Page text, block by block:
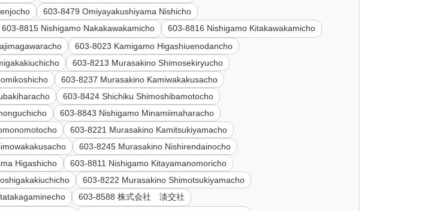
603-8479 Omiyayakushiyama Nishicho
603-8815 Nishigamo Nakakawakamicho
603-8816 Nishigamo Kitakawakamicho
603-8023 Kamigamo Higashiuenodancho
603-8213 Murasakino Shimosekiryucho
603-8237 Murasakino Kamiwakakusacho
603-8424 Shichiku Shimoshibamotocho
603-8843 Nishigamo Minamiimaharacho
603-8221 Murasakino Kamitsukiyamacho
603-8245 Murasakino Nishirendainocho
Higashicho
603-8811 Nishigamo Kitayamanomoricho
603-8222 Murasakino Shimotsukiyamacho
603-8588 株式会社 淡交社